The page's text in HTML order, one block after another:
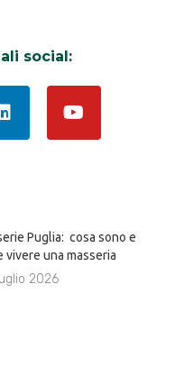
social:
Puglia: cosa sono e
vivere una masseria
2026